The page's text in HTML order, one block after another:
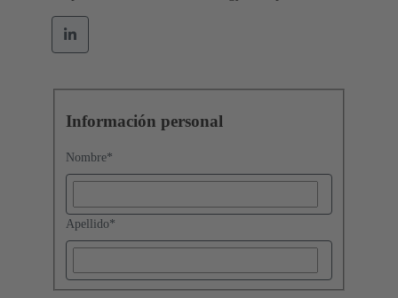
Información personal
Nombre*
Apellido*